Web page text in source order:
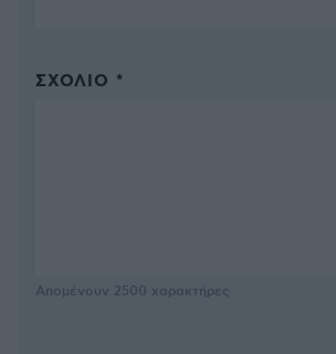
ΣΧΌΛΙΟ *
Απομένουν 2500 χαρακτήρες